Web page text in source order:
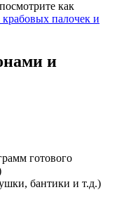
как
крабовых палочек и
и
готового
бантики и т.д.)